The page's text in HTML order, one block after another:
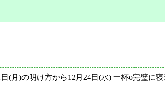
(月)の明け方から12月24日(水) 一杯o完璧に